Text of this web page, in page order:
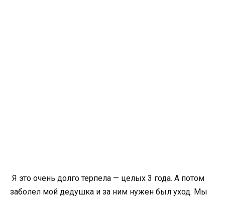
Я это очень долго терпела — целых 3 года. А потом
заболел мой дедушка и за ним нужен был уход. Мы